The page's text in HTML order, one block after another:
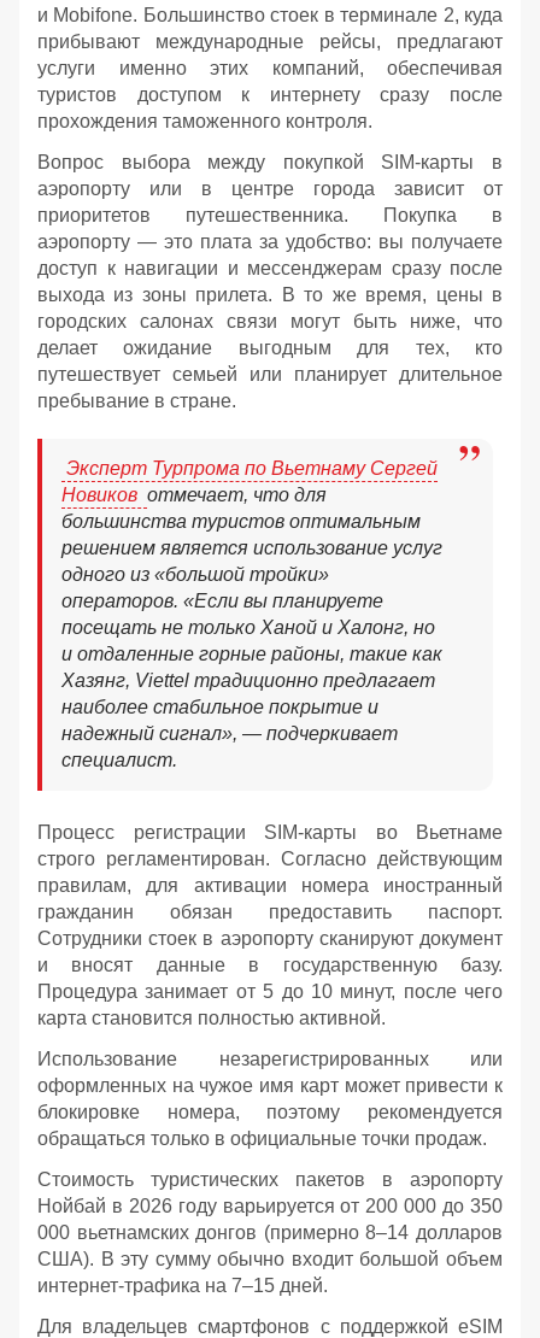
и Mobifone. Большинство стоек в терминале 2, куда
прибывают международные рейсы, предлагают
услуги именно этих компаний, обеспечивая
туристов доступом к интернету сразу после
прохождения таможенного контроля.
Вопрос выбора между покупкой SIM-карты в
аэропорту или в центре города зависит от
приоритетов путешественника. Покупка в
аэропорту — это плата за удобство: вы получаете
доступ к навигации и мессенджерам сразу после
выхода из зоны прилета. В то же время, цены в
городских салонах связи могут быть ниже, что
делает ожидание выгодным для тех, кто
путешествует семьей или планирует длительное
пребывание в стране.
Эксперт Турпрома по Вьетнаму Сергей
Новиков отмечает, что для
большинства туристов оптимальным
решением является использование услуг
одного из «большой тройки»
операторов. «Если вы планируете
посещать не только Ханой и Халонг, но
и отдаленные горные районы, такие как
Хазянг, Viettel традиционно предлагает
наиболее стабильное покрытие и
надежный сигнал», — подчеркивает
специалист.
Процесс регистрации SIM-карты во Вьетнаме
строго регламентирован. Согласно действующим
правилам, для активации номера иностранный
гражданин обязан предоставить паспорт.
Сотрудники стоек в аэропорту сканируют документ
и вносят данные в государственную базу.
Процедура занимает от 5 до 10 минут, после чего
карта становится полностью активной.
Использование незарегистрированных или
оформленных на чужое имя карт может привести к
блокировке номера, поэтому рекомендуется
обращаться только в официальные точки продаж.
Стоимость туристических пакетов в аэропорту
Нойбай в 2026 году варьируется от 200 000 до 350
000 вьетнамских донгов (примерно 8–14 долларов
США). В эту сумму обычно входит большой объем
интернет-трафика на 7–15 дней.
Для владельцев смартфонов с поддержкой eSIM